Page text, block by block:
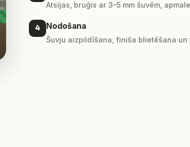
Atsijas, bruģis ar 3–5 mm šuvēm,
4 Nodošana
Šuvju aizpildīšana, finiša blietēšana